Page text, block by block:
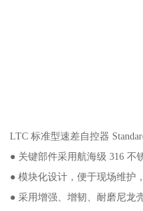
LTC 标准型速差自控器
● 关键部件采用航海级 316 不
● 模块化设计，便于现场维护
● 采用增强、增韧、耐磨尼龙